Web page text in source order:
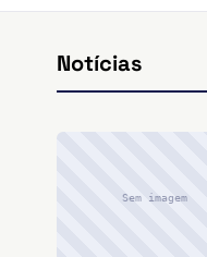
Notícias
Sem imagem